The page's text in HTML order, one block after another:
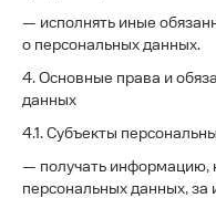
— исполнять иные
о персональных данных.
4. Основные права и
данных
4.1. Субъекты
— получать информацию,
персональных данных, за